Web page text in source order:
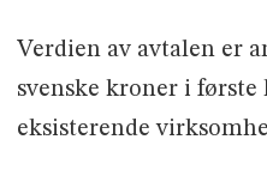
Verdien av avtalen er
svenske kroner i
eksisterende